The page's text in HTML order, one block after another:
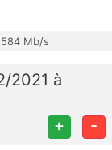
584 Mb/s
2021 à
+ -